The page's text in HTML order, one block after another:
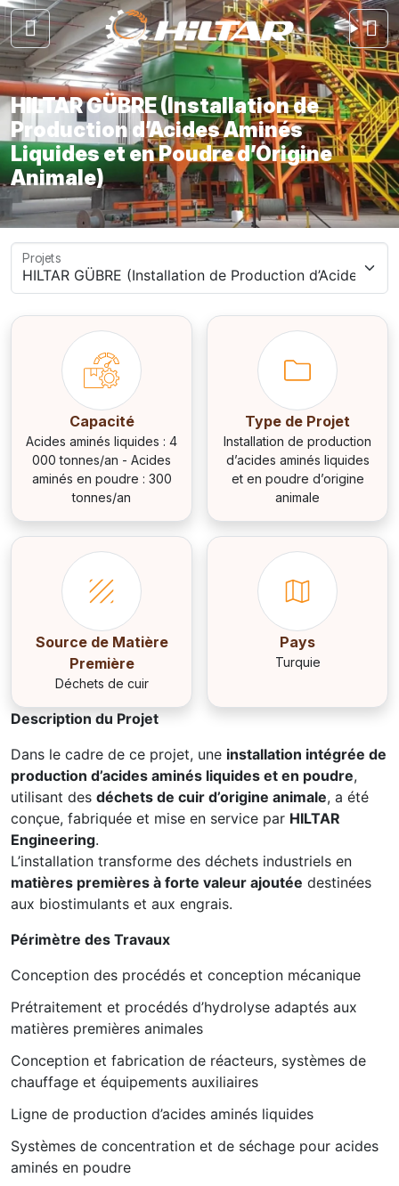
HILTAR GÜBRE (Installation de
Production d’Acides Aminés
Liquides et en Poudre d’Origine
Animale)
Projets
Capacité
Acides aminés liquides : 4
000 tonnes/an - Acides
aminés en poudre : 300
tonnes/an
Type de Projet
Installation de production
d’acides aminés liquides
et en poudre d’origine
animale
Source de Matière
Première
Déchets de cuir
Pays
Turquie
Description du Projet
Dans le cadre de ce projet, une installation intégrée de
production d’acides aminés liquides et en poudre,
utilisant des déchets de cuir d’origine animale, a été
conçue, fabriquée et mise en service par HILTAR
Engineering.
L’installation transforme des déchets industriels en
matières premières à forte valeur ajoutée destinées
aux biostimulants et aux engrais.
Périmètre des Travaux
Conception des procédés et conception mécanique
Prétraitement et procédés d’hydrolyse adaptés aux
matières premières animales
Conception et fabrication de réacteurs, systèmes de
chauffage et équipements auxiliaires
Ligne de production d’acides aminés liquides
Systèmes de concentration et de séchage pour acides
aminés en poudre